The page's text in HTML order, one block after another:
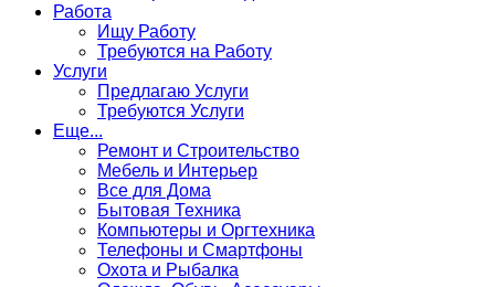
Работа
Ищу Работу
Требуются на Работу
Услуги
Предлагаю Услуги
Требуются Услуги
Еще...
Ремонт и Строительство
Мебель и Интерьер
Все для Дома
Бытовая Техника
Компьютеры и Оргтехника
Телефоны и Смартфоны
Охота и Рыбалка